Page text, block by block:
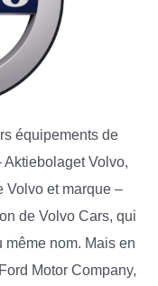
équipements de
Aktiebolaget Volvo,
Volvo et marque –
de Volvo Cars, qui
nom. Mais en
Motor Company,